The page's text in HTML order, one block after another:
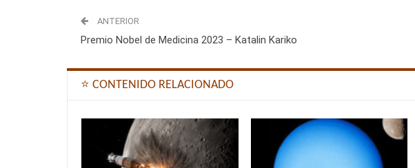
ANTERIOR
Premio Nobel de Medicina 2023 – Katalin Kariko
⭐ CONTENIDO RELACIONADO